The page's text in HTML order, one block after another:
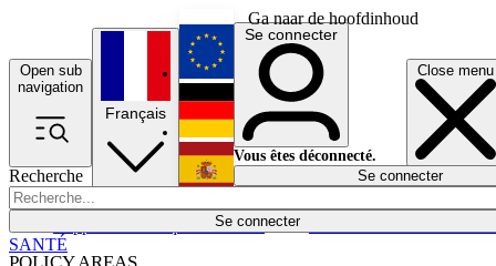
Ga naar de hoofdinhoud
Open sub
navigation
Close menu
Recherche
Se connecter
POLICY AREAS
Économie
Français
English
Deutsch
Español
Se connecter
Vous êtes déconnecté.
Se connecter
SANTÉ